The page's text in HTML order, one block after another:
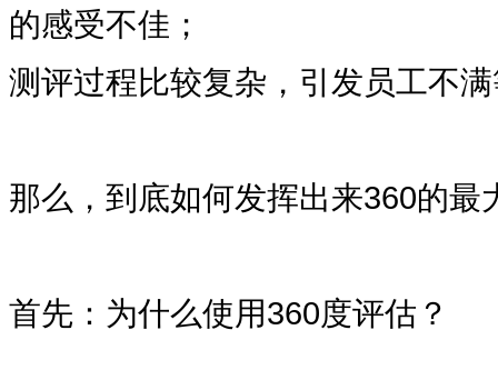
的感受不佳；
测评过程比较复杂，引发员工不
那么，到底如何发挥出来360的最
首先：为什么使用360度评估 ？